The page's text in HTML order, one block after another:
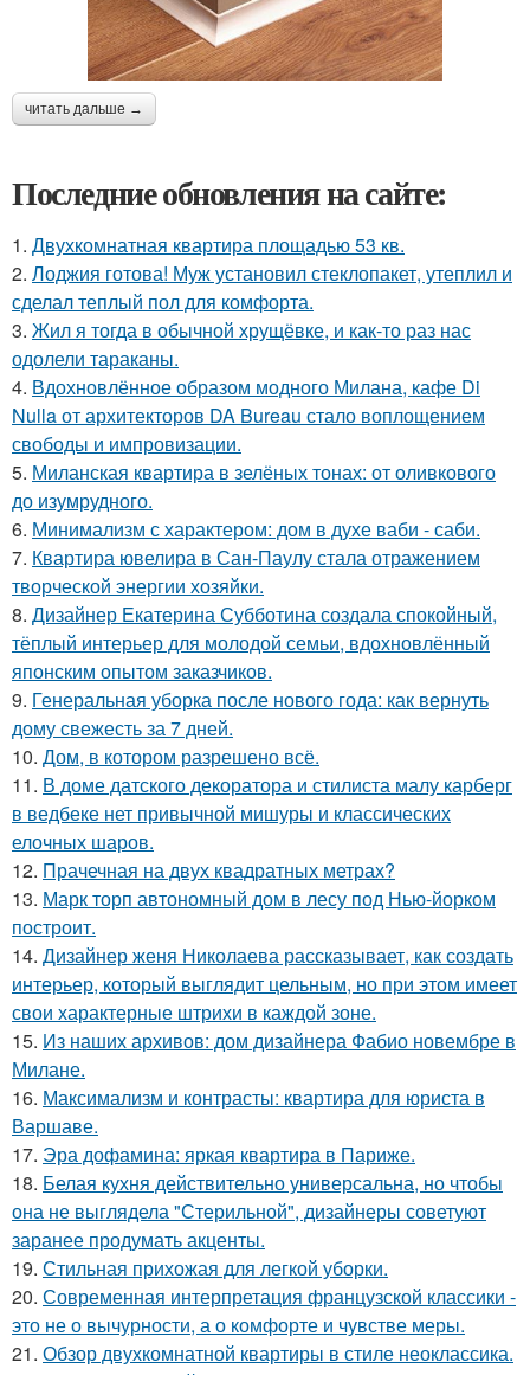
читать дальше →
Последние обновления на сайте:
1. Двухкомнатная квартира площадью 53 кв.
2. Лоджия готова! Муж установил стеклопакет, утеплил и
сделал теплый пол для комфорта.
3. Жил я тогда в обычной хрущёвке, и как-то раз нас
одолели тараканы.
4. Вдохновлённое образом модного Милана, кафе Di
Nulla от архитекторов DA Bureau стало воплощением
свободы и импровизации.
5. Миланская квартира в зелёных тонах: от оливкового
до изумрудного.
6. Минимализм с характером: дом в духе ваби - саби.
7. Квартира ювелира в Сан-Паулу стала отражением
творческой энергии хозяйки.
8. Дизайнер Екатерина Субботина создала спокойный,
тёплый интерьер для молодой семьи, вдохновлённый
японским опытом заказчиков.
9. Генеральная уборка после нового года: как вернуть
дому свежесть за 7 дней.
10. Дом, в котором разрешено всё.
11. В доме датского декоратора и стилиста малу карберг
в ведбеке нет привычной мишуры и классических
елочных шаров.
12. Прачечная на двух квадратных метрах?
13. Марк торп автономный дом в лесу под Нью-йорком
построит.
14. Дизайнер женя Николаева рассказывает, как создать
интерьер, который выглядит цельным, но при этом имеет
свои характерные штрихи в каждой зоне.
15. Из наших архивов: дом дизайнера Фабио новембре в
Милане.
16. Максимализм и контрасты: квартира для юриста в
Варшаве.
17. Эра дофамина: яркая квартира в Париже.
18. Белая кухня действительно универсальна, но чтобы
она не выглядела "Стерильной", дизайнеры советуют
заранее продумать акценты.
19. Стильная прихожая для легкой уборки.
20. Современная интерпретация французской классики -
это не о вычурности, а о комфорте и чувстве меры.
21. Обзор двухкомнатной квартиры в стиле неоклассика.